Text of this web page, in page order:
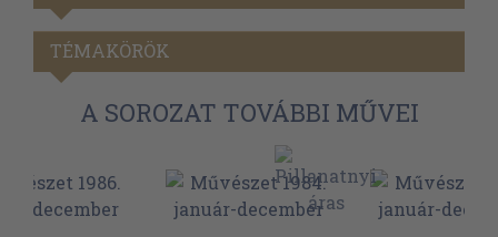
TÉMAKÖRÖK
A SOROZAT TOVÁBBI MŰVEI